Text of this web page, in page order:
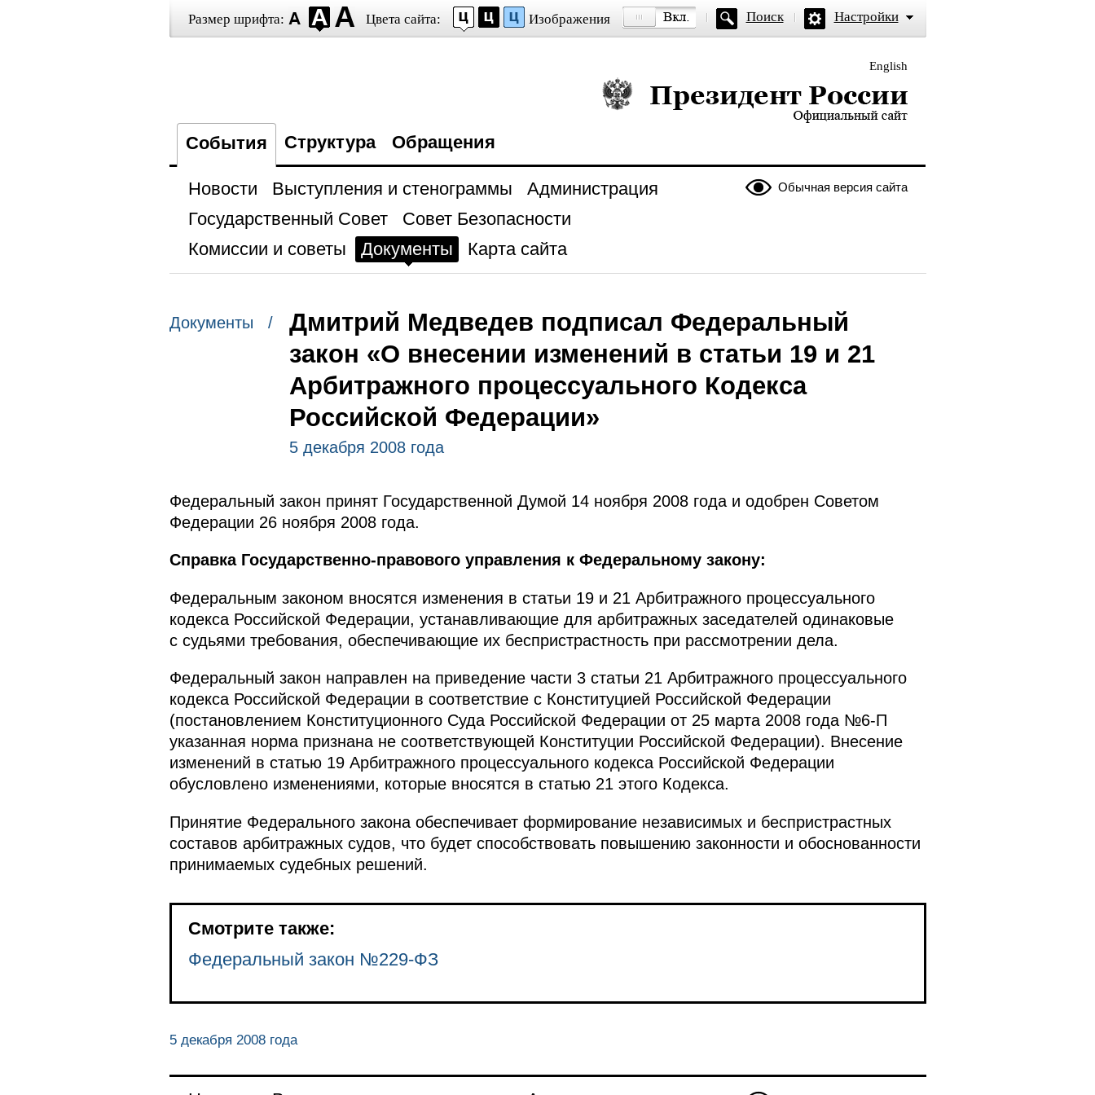
Размер шрифта: Цвета сайта: Изображения Поиск Настройки
English
Президент России — официальный сайт
События Структура Обращения
Обычная версия сайта
Новости Выступления и стенограммы
Администрация
Государственный Совет
Совет Безопасности
Комиссии и советы
Документы Карта сайта
Документы /
Дмитрий Медведев подписал Федеральный
закон «О внесении изменений в статьи 19 и 21
Арбитражного процессуального Кодекса
Российской Федерации»
5 декабря 2008 года
Федеральный закон принят Государственной Думой 14 ноября 2008 года и одобрен Советом
Федерации 26 ноября 2008 года.
Справка Государственно-правового управления к Федеральному закону:
Федеральным законом вносятся изменения в статьи 19 и 21 Арбитражного процессуального
кодекса Российской Федерации, устанавливающие для арбитражных заседателей одинаковые
с судьями требования, обеспечивающие их беспристрастность при рассмотрении дела.
Федеральный закон направлен на приведение части 3 статьи 21 Арбитражного процессуального
кодекса Российской Федерации в соответствие с Конституцией Российской Федерации
(постановлением Конституционного Суда Российской Федерации от 25 марта 2008 года №6-П
указанная норма признана не соответствующей Конституции Российской Федерации). Внесение
изменений в статью 19 Арбитражного процессуального кодекса Российской Федерации
обусловлено изменениями, которые вносятся в статью 21 этого Кодекса.
Принятие Федерального закона обеспечивает формирование независимых и беспристрастных
составов арбитражных судов, что будет способствовать повышению законности и обоснованности
принимаемых судебных решений.
Смотрите также:
Федеральный закон №229-ФЗ
5 декабря 2008 года